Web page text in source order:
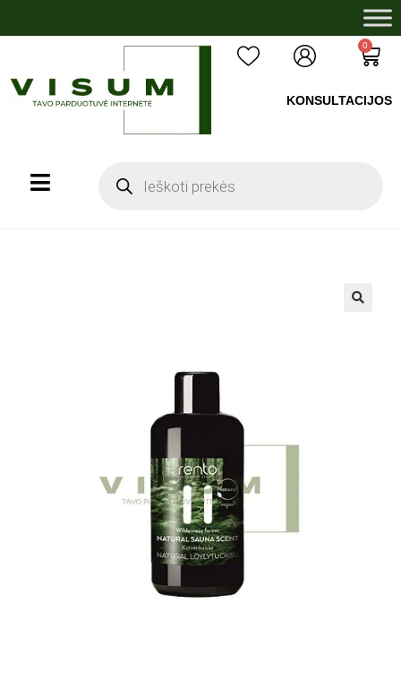
0
KONSULTACIJOS